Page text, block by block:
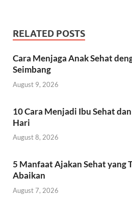
RELATED POSTS
Cara Menjaga Anak Sehat
Seimbang
August 9, 2026
10 Cara Menjadi Ibu Sehat
Hari
August 8, 2026
5 Manfaat Ajakan Sehat yang
Abaikan
August 7, 2026